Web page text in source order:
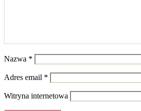
Nazwa *
Adres email *
Witryna internetowa